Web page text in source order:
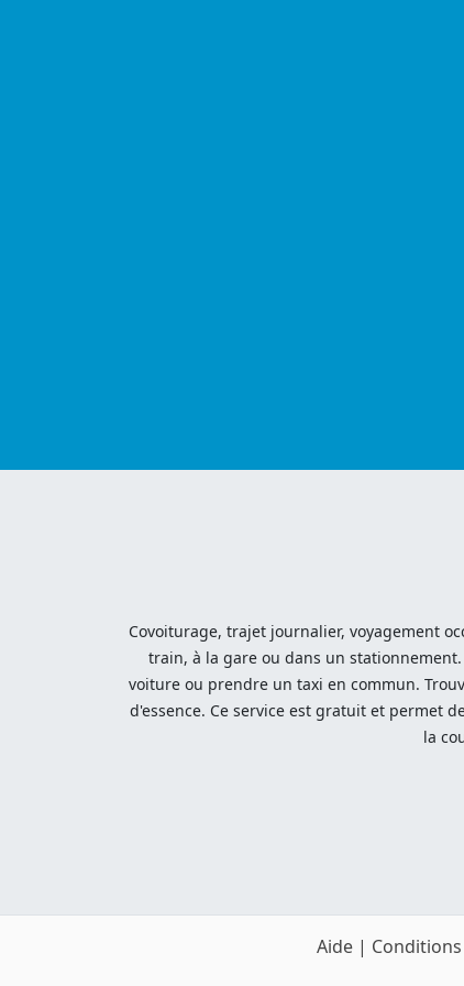
Covoiturage, trajet journalier, voyagement
train, à la gare ou dans un
voiture ou prendre un taxi en commun.
d'essence. Ce service est gratuit et permet
la
Aide |